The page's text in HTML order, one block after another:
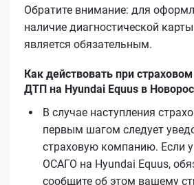
Обратите внимание: для
наличие диагностической
является обязательным.
Как действовать при
ДТП на Hyundai Equus в
В случае наступления
первым шагом следует
страховую компанию. Если
ОСАГО на Hyundai Equus,
сообщите об этом вашему